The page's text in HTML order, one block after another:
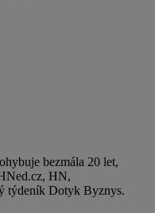
bezmála 20 let,
HN,
týdeník Dotyk Byznys.